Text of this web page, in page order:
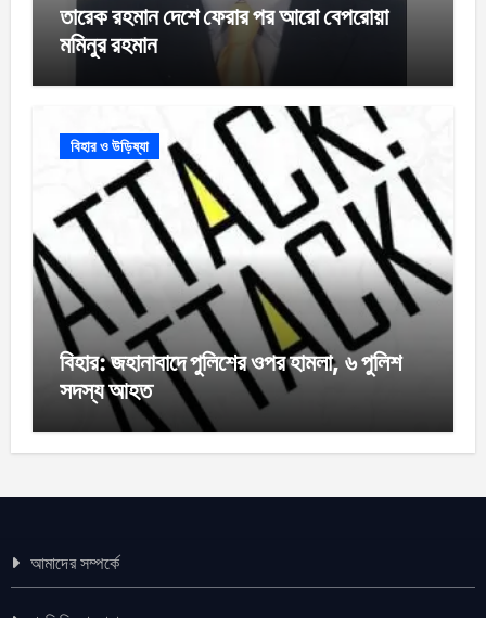
তারেক রহমান দেশে ফেরার পর আরো বেপরোয়া
মমিনুর রহমান
বিহার ও উড়িষ্যা
বিহার: জহানাবাদে পুলিশের ওপর হামলা, ৬ পুলিশ
সদস্য আহত
আমাদের সম্পর্কে